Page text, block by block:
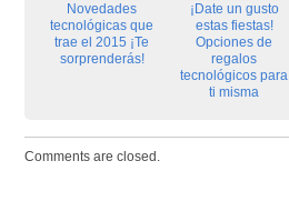
Novedades
tecnológicas que
trae el 2015 ¡Te
sorprenderás!
¡Date un gusto
estas fiestas!
Opciones de
regalos
tecnológicos para
ti misma
Comments are closed.